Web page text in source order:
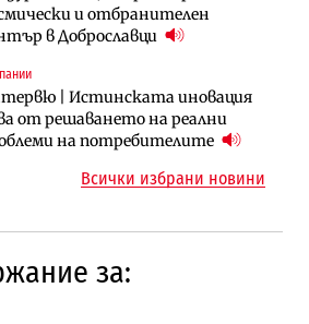
и отбранителен
в Доброславци
| Истинската иновация
от решаването на реални
на потребителите
подписа договор за
на Euroapi Italy
възложи промяната на
план за
20 години застой: Данъчните
на имотите може да бъдат
мост над Варненското
става част от бъдещата
Всички избрани новини
за: